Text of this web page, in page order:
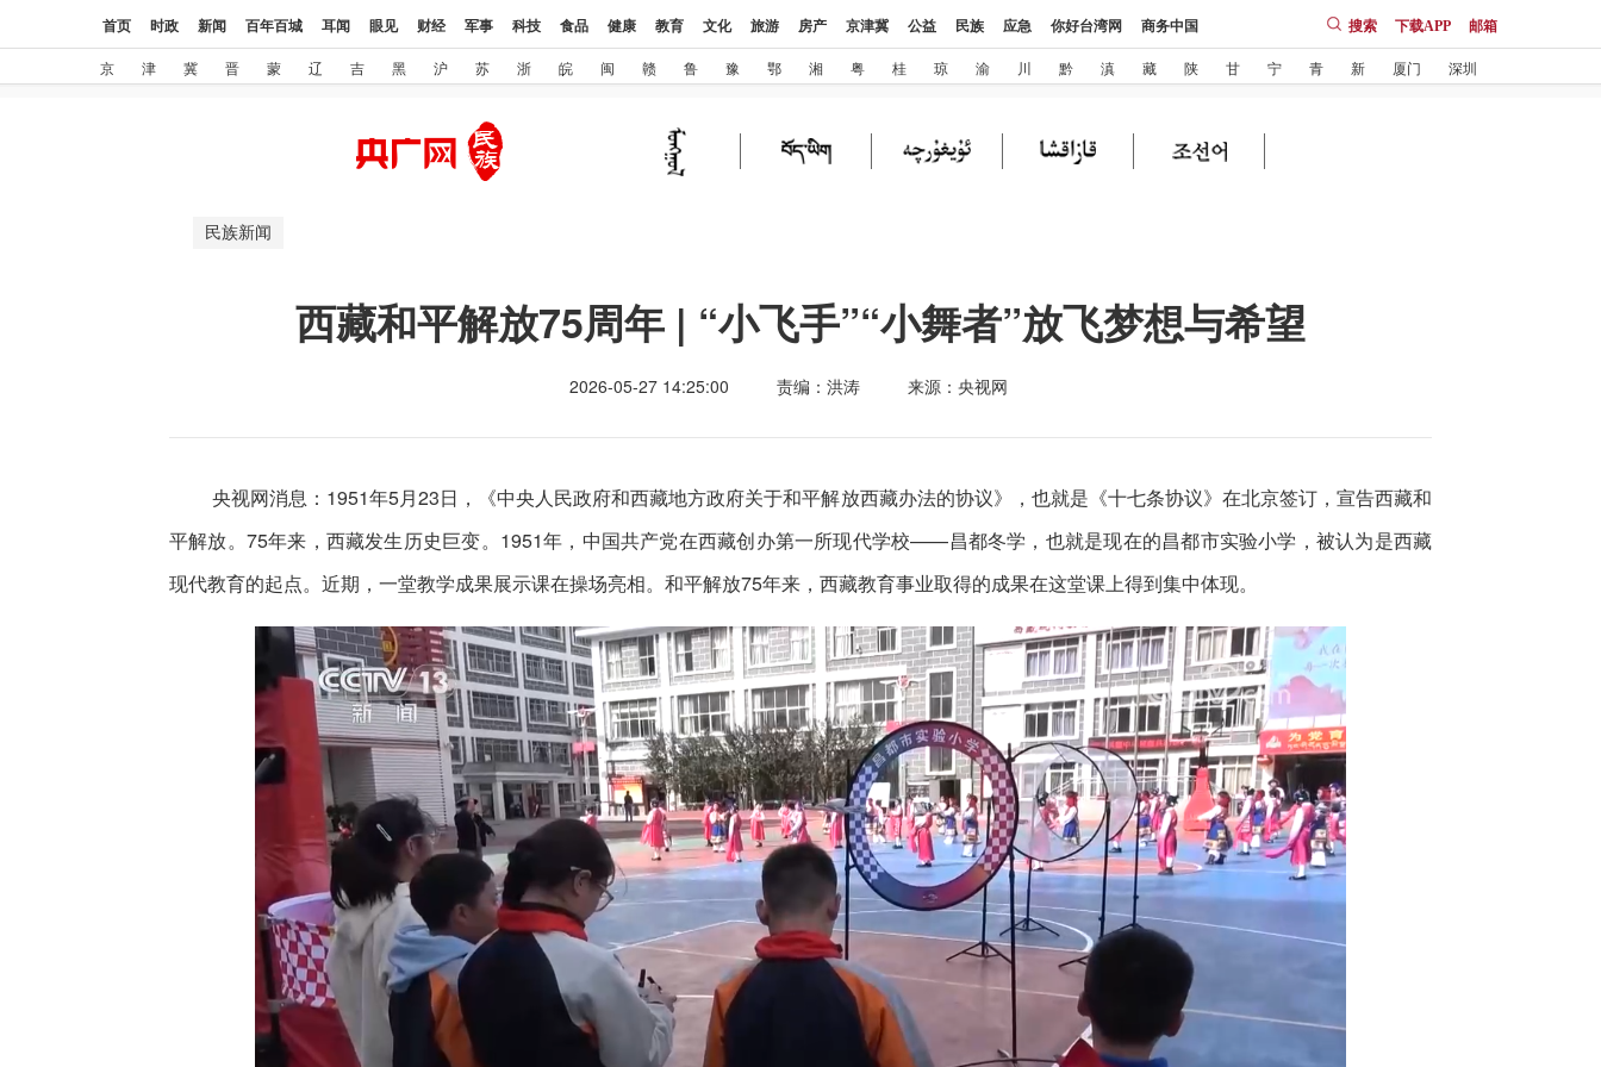
首页 时政 新闻 百年百城 耳闻 眼见 财经 军事 科技 食品 健康 教育 文化 旅游 房产 京津冀 公益 民族 应急 你好台湾网 商务中国 搜索 下载APP 邮箱
京 津 冀 晋 蒙 辽 吉 黑 沪 苏 浙 皖 闽 赣 鲁 豫 鄂 湘 粤 桂 琼 渝 川 黔 滇 藏 陕 甘 宁 青 新 厦门 深圳
民族新闻
西藏和平解放75周年 | “小飞手”“小舞者”放飞梦想与希望
2026-05-27 14:25:00 责编：洪涛 来源：央视网
央视网消息：1951年5月23日，《中央人民政府和西藏地方政府关于和平解放西藏办法的协议》，也就是《十七条协议》在北京签订，宣告西藏和
平解放。75年来，西藏发生历史巨变。1951年，中国共产党在西藏创办第一所现代学校——昌都冬学，也就是现在的昌都市实验小学，被认为是西藏
现代教育的起点。近期，一堂教学成果展示课在操场亮相。和平解放75年来，西藏教育事业取得的成果在这堂课上得到集中体现。